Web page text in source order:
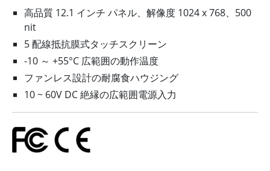
高品質 12.1 インチ パネル、解像度 1024 x 768、500
nit
5 配線抵抗膜式タッチスクリーン
-10 ～ +55°C 広範囲の動作温度
ファンレス設計の耐腐食ハウジング
10 ~ 60V DC 絶縁の広範囲電源入力